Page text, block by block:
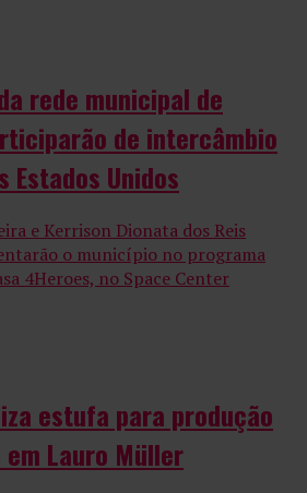
rede municipal de
de intercâmbio
Estados Unidos
e Kerrison Dionata dos Reis
o município no programa
4Heroes, no Space Center
estufa para produção
Lauro Müller